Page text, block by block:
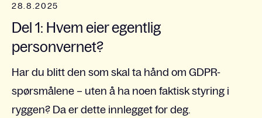
28.8.2025
Del 1: Hvem eier egentlig
personvernet?
Har du blitt den som skal ta hånd om GDPR-
spørsmålene – uten å ha noen faktisk styring i
ryggen? Da er dette innlegget for deg.